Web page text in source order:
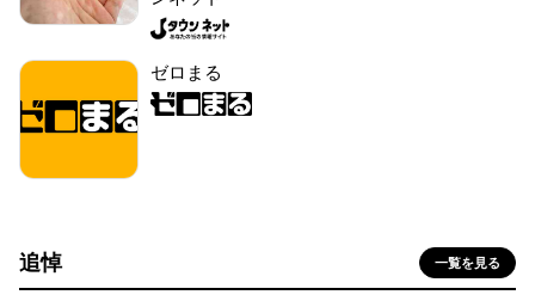
ゼロまる
追悼 一覧を見る